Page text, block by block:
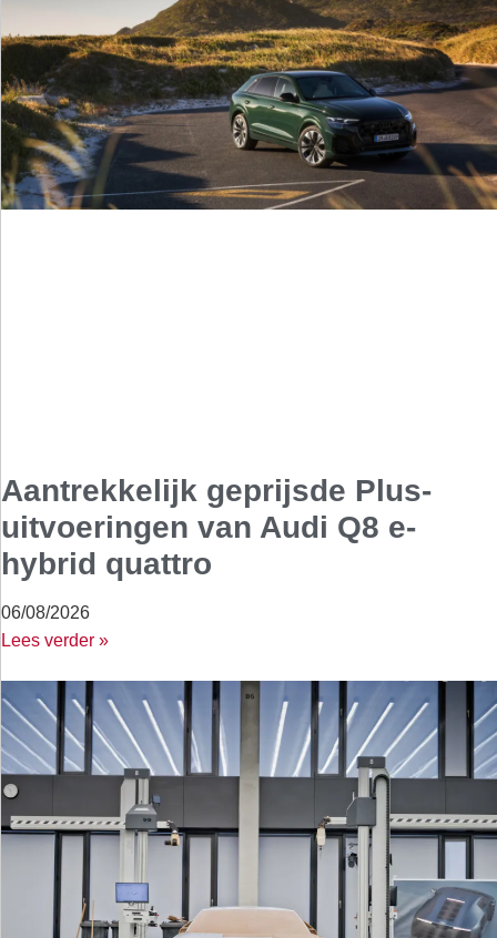
Aantrekkelijk geprijsde Plus-
uitvoeringen van Audi Q8 e-
hybrid quattro
06/08/2026
Lees verder »